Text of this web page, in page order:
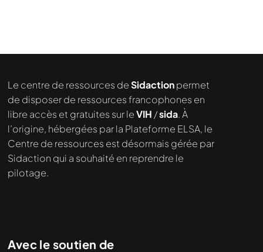
Le centre de ressources deSidactionpermet
de disposer de ressources francophones en
libre accès et gratuites sur leVIH /sida. À
l’origine, hébergées par la Plateforme ELSA, le
Centre de ressources est désormais gérée par
Sidaction qui a souhaité en reprendre le
pilotage.
Avec le soutien de